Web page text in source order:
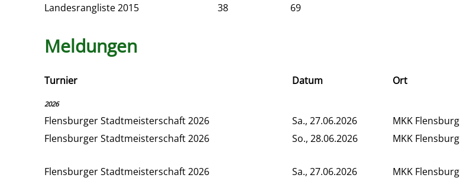
Landesrangliste 2015 38 69
Meldungen
Turnier Datum Ort
2026
Flensburger Stadtmeisterschaft 2026 Sa., 27.06.2026 MKK Flensburg
Flensburger Stadtmeisterschaft 2026
So., 28.06.2026 MKK Flensburg
Flensburger Stadtmeisterschaft 2026 Sa., 27.06.2026 MKK Flensburg